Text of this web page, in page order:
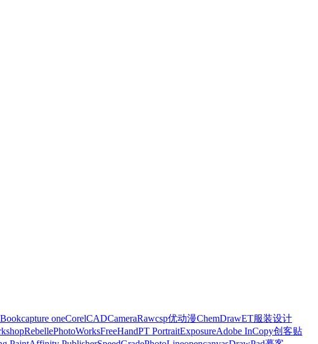
capture oneCorelCADCameraRawcsp优动漫ChemDrawET服装设计
RebellePhotoWorksFreeHandPT PortraitExposureAdobe InCopy创客贴